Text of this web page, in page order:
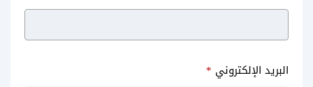
البريد الإلكتروني *